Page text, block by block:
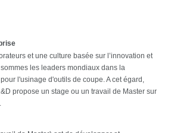
et une culture basée sur l’innovation et
les leaders mondiaux dans la
l'usinage d'outils de coupe. A cet égard,
propose un stage ou un travail de Master sur